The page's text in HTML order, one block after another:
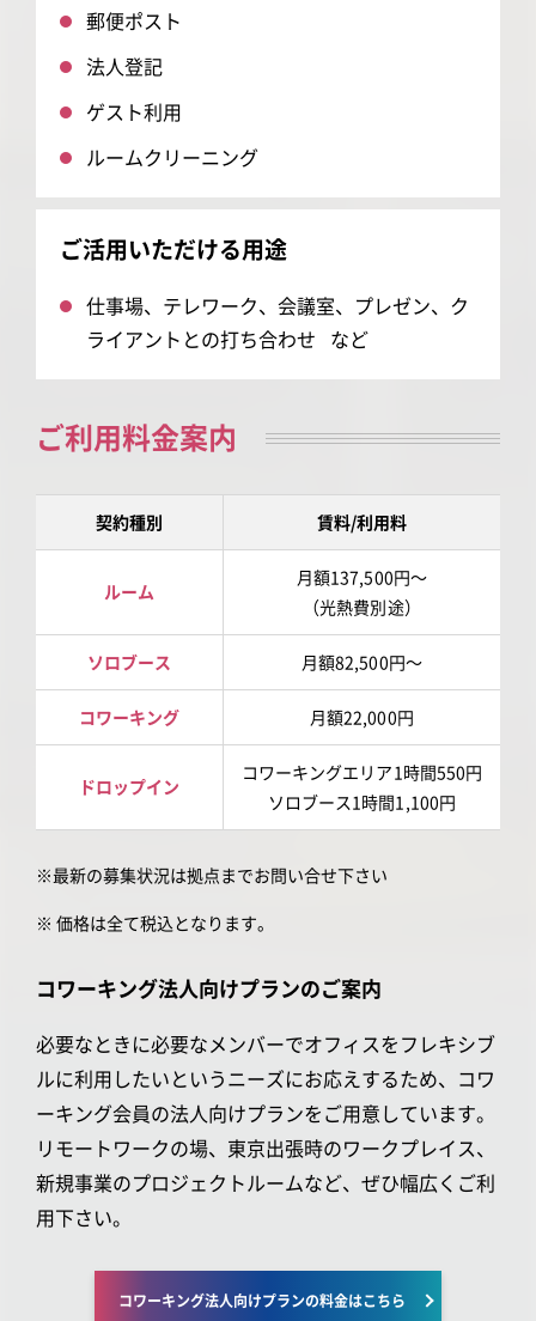
郵便ポスト
法人登記
ゲスト利用
ルームクリーニング
ご活用いただける用途
仕事場、テレワーク、会議室、プレゼン、ク
ライアントとの打ち合わせ など
ご利用料金案内
契約種別 賃料/利用料
ルーム
月額137,500円～
（光熱費別途）
ソロブース 月額82,500円～
コワーキング 月額22,000円
ドロップイン
コワーキングエリア1時間550円
ソロブース1時間1,100円
※最新の募集状況は拠点までお問い合せ下さい
※ 価格は全て税込となります。
コワーキング法人向けプランのご案内
必要なときに必要なメンバーでオフィスをフレキシブ
ルに利用したいというニーズにお応えするため、コワ
ーキング会員の法人向けプランをご用意しています。
リモートワークの場、東京出張時のワークプレイス、
新規事業のプロジェクトルームなど、ぜひ幅広くご利
用下さい。
コワーキング法人向けプランの料金はこちら